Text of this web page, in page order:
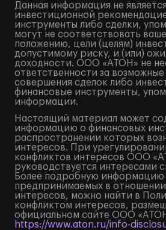
Данная информация не
инвестиционной
инструменты либо сделки,
могут не соответствовать
положению, цели (целям)
допустимому риску, и (или)
доходности. ООО «АТОН» не
ответственности за возможные
совершения сделок либо
финансовые инструменты,
информации.
Настоящий материал может
информацию о финансовых
распространении которых
интересов. При
конфликтов интересов ООО
руководствуется интересами
Более подробную информацию
предпринимаемых в
интересов, можно найти в
конфликтом интересов,
официальном сайте ООО
https://www.aton.ru/info-